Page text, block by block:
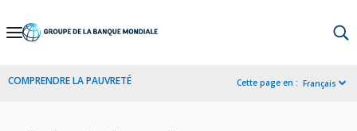
Skip
Navigation
COMPRENDRE LA PAUVRETÉ Cette page en : Français